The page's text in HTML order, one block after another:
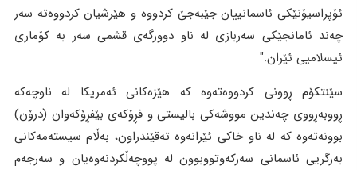
ئۆپراسیۆنێکی ئاسمانییان جێبەجێ کردووە و هێرشیان کردووەتە سەر
چەند ئامانجێکی سەربازی لە ناو دوورگەی قشمی سەر بە کۆماری
ئیسلامیی ئێران."
سێنتکۆم ڕوونی کردووەتەوە کە هێزەکانی ئەمریکا لە ناوچەکە
ڕووبەڕووی چەندین مووشەکی بالیستی و فڕۆکەی بێفڕۆکەوان (درۆن)
بوونەتەوە کە لە ناو خاکی ئێرانەوە تەقێندراون، بەڵام سیستەمەکانی
بەرگریی ئاسمانی سەرکەوتووبوون لە پووچەڵکردنەوەیان و سەرجەم